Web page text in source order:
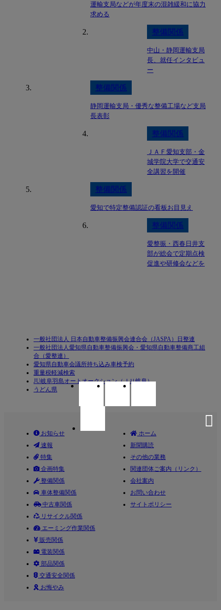
運輸支局などが年度末の混雑緩和に協力
求める
整備関係
中山・静岡運輸支局
長、就任インタビュ
ー
整備関係
静岡運輸支局・優秀な整備工場など支局
長表彰
整備関係
ＪＡＦ愛知支部・金
城学院大学で交通安
全講習を開催
整備関係
愛知で特定整備認証の看板お目見え
整備関係
愛整振・西春日井支
部が総会で定期点検
促進や研修会などを
一般社団法人 日本自動車整備振興会連合会（JASPA）日整連
一般社団法人愛知県自動車整備振興会・愛知県自動車整備商工組
合（愛整連）
愛知県自動車会議所持ち込み車検予約
重量税軽減検索
JU岐阜羽島オートオークション（ＪＵ岐阜）
うどん県
お知らせ
速報
特集
企画特集
整備関係
車体整備関係
中古車関係
リサイクル関係
エーミング作業関係
販売関係
電装関係
部品関係
交通安全関係
お悔やみ
ホーム
新聞購読
その他の業務
関連団体ご案内（リンク）
会社案内
お問い合わせ
サイトポリシー